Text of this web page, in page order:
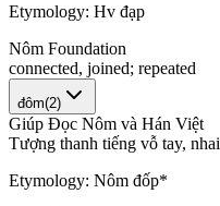
Etymology: Hv đạp
Nôm Foundation
connected, joined; repeated
đôm(2)
Giúp Đọc Nôm và Hán Việt
Tượng thanh tiếng vỗ tay, nhai
Etymology: Nôm đốp*